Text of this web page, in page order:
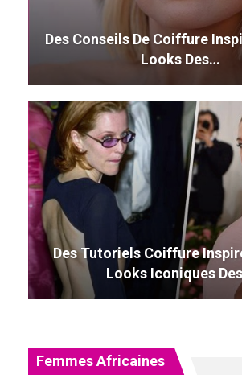
Des Conseils De Coiffure
Looks Des…
Des Tutoriels Coiffure
Looks Iconiques
Femmes Africaines